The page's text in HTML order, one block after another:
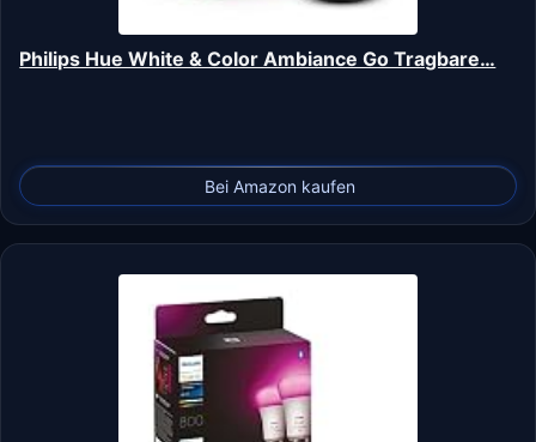
Philips Hue White & Color Ambiance Go Tragbare…
Bei Amazon kaufen